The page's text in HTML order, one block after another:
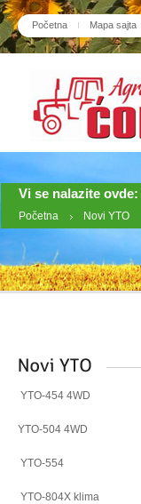
Početna Mapa sajta
Vi se nalazite ovde:
Početna Novi YTO
YTO-454 4WD
YTO-504 4WD
YTO-554
YTO-804X klima